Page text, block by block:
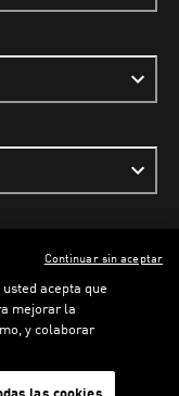
acepta que
mejorar la
y colaborar
Continuar sin aceptar